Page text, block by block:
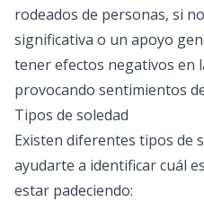
rodeados de personas, si
significativa o un apoyo
tener efectos negativos en
provocando sentimientos
Tipos de soledad
Existen diferentes tipos de
ayudarte a identificar cuál
estar padeciendo: